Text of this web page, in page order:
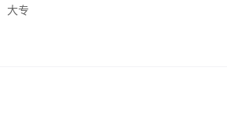
大专